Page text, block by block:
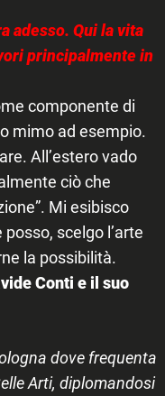
adesso. Qui la vita
principalmente in
componente di
mimo ad esempio.
All’estero vado
ciò che
Mi esibisco
scelgo l’arte
la possibilità.
Conti e il suo
dove frequenta
Arti, diplomandosi